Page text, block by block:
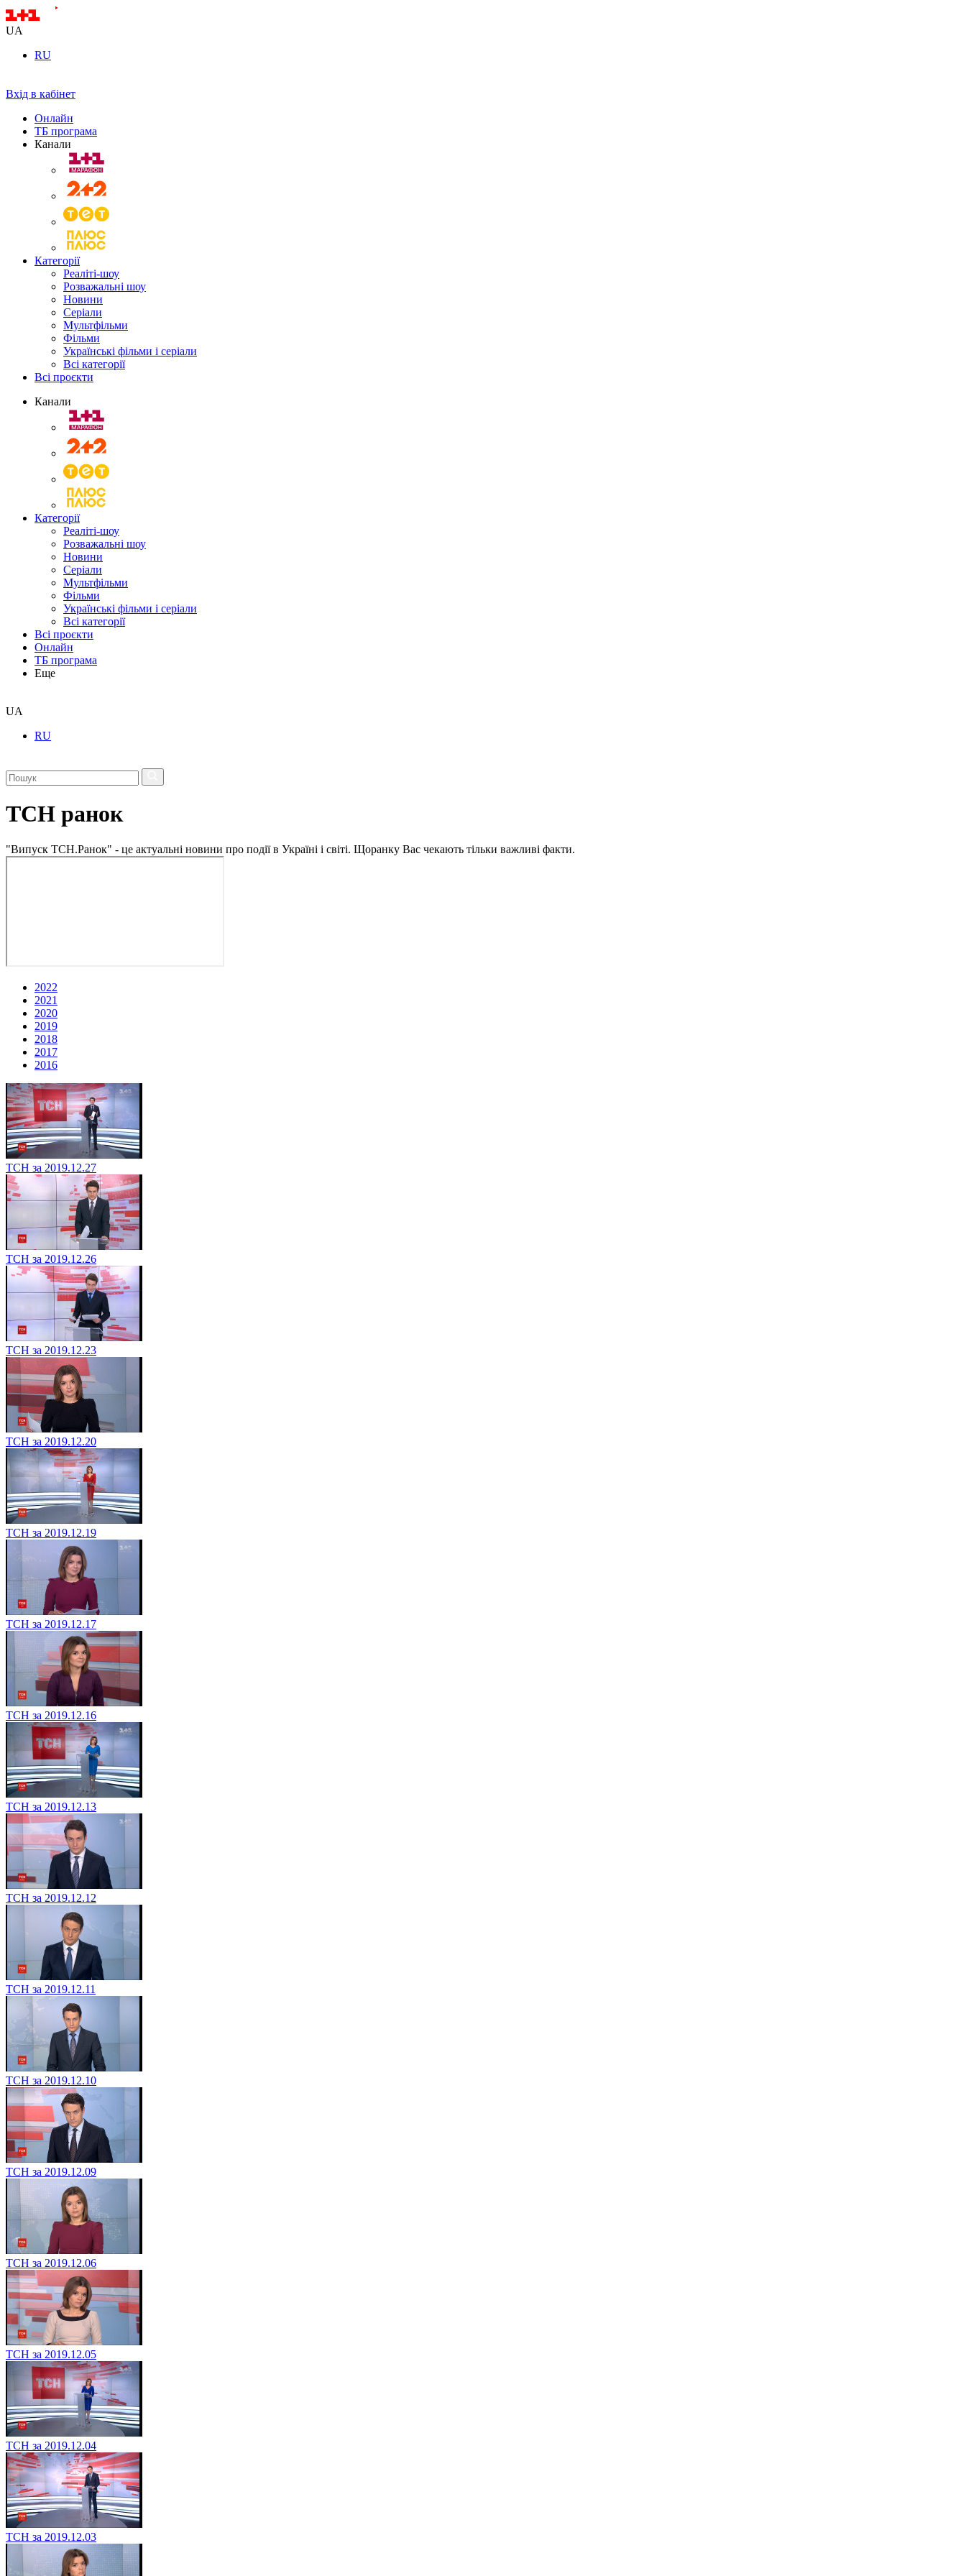
UA
RU
Вхід в кабінет
Онлайн
ТБ програма
Канали
Категорії
Реаліті-шоу
Розважальні шоу
Новини
Серіали
Мультфільми
Фільми
Українські фільми і серіали
Всі категорії
Всі проєкти
Канали
Категорії
Реаліті-шоу
Розважальні шоу
Новини
Серіали
Мультфільми
Фільми
Українські фільми і серіали
Всі категорії
Всі проєкти
Онлайн
ТБ програма
Еще
UA
RU
ТСН ранок
"Випуск ТСН.Ранок" - це актуальні новини про події в Україні і світі. Щоранку Вас чекають тільки важливі факти.
2022
2021
2020
2019
2018
2017
2016
ТСН за 2019.12.27
ТСН за 2019.12.26
ТСН за 2019.12.23
ТСН за 2019.12.20
ТСН за 2019.12.19
ТСН за 2019.12.17
ТСН за 2019.12.16
ТСН за 2019.12.13
ТСН за 2019.12.12
ТСН за 2019.12.11
ТСН за 2019.12.10
ТСН за 2019.12.09
ТСН за 2019.12.06
ТСН за 2019.12.05
ТСН за 2019.12.04
ТСН за 2019.12.03